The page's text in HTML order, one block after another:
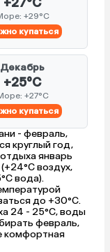
+29°C
купаться
Декабрь
+25°C
+27°C
купаться
- февраль,
круглый год,
январь
воздух,
вода).
до +30°C.
24 - 25°C, воды
февраль,
комфортная